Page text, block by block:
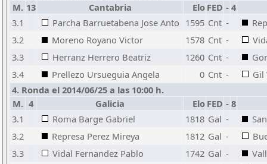
M. 13 Cantabria Elo FED - 4
3.1
Parcha Barruetabena Jose Anto 1595 Cnt -
3.2
Moreno Royano Victor 1578 Cnt -
3.3
Herranz Herrero Beatriz 1260 Cnt -
3.4
Prellezo Ursueguia Angela 0 Cnt -
Gil
4. Ronda el 2014/06/25 a las 10:00 h.
M. 4 Galicia Elo FED - 8
3.1
Roma Barge Gabriel 1818 Gal -
3.2
Represa Perez Mireya 1812 Gal -
3.3
Vidal Fernandez Pablo 1742 Gal -